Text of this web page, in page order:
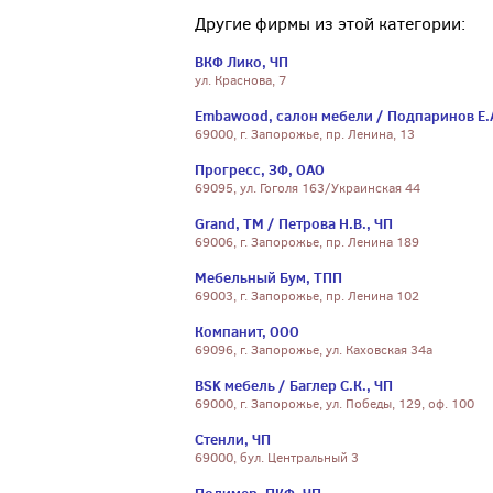
Другие фирмы из этой категории:
ВКФ Лико, ЧП
ул. Краснова, 7
Embawood, салон мебели / Подпаринов
69000, г. Запорожье, пр. Ленина, 13
Прогресс, ЗФ, ОАО
69095, ул. Гоголя 163/Украинская 44
Grand, ТМ / Петрова Н.В., ЧП
69006, г. Запорожье, пр. Ленина 189
Мебельный Бум, ТПП
69003, г. Запорожье, пр. Ленина 102
Компанит, ООО
69096, г. Запорожье, ул. Каховская 34а
BSK мебель / Баглер С.К., ЧП
69000, г. Запорожье, ул. Победы, 129, оф. 100
Стенли, ЧП
69000, бул. Центральный 3